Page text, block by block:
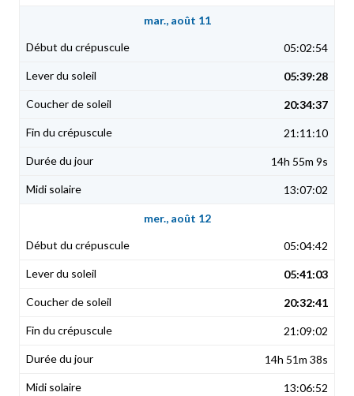
mar., août 11
05:02:54
05:39:28
20:34:37
21:11:10
14h 55m 9s
13:07:02
mer., août 12
05:04:42
05:41:03
20:32:41
21:09:02
14h 51m 38s
13:06:52